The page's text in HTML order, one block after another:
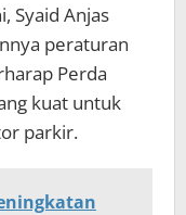
Syaid Anjas
peraturan
Perda
kuat untuk
parkir.